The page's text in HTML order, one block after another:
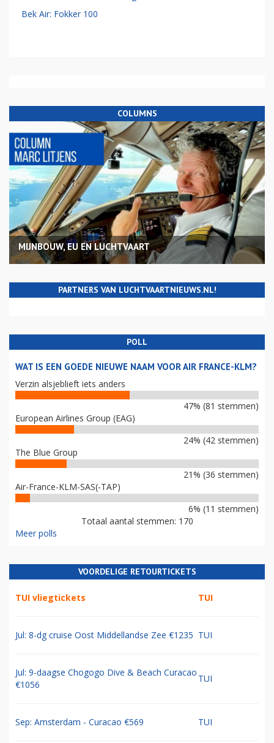
Bek Air: Fokker 100
COLUMNS
MIJNBOUW, EU EN LUCHTVAART
PARTNERS VAN LUCHTVAARTNIEUWS.NL!
POLL
WAT IS EEN GOEDE NIEUWE NAAM VOOR AIR FRANCE-KLM?
Verzin alsjeblieft iets anders
47% (81 stemmen)
European Airlines Group (EAG)
24% (42 stemmen)
The Blue Group
21% (36 stemmen)
Air-France-KLM-SAS(-TAP)
6% (11 stemmen)
Totaal aantal stemmen: 170
Meer polls
VOORDELIGE RETOURTICKETS
TUI vliegtickets TUI
Jul: 8-dg cruise Oost Middellandse Zee €1235 TUI
Jul: 9-daagse Chogogo Dive & Beach Curacao
€1056
TUI
Sep: Amsterdam - Curacao €569 TUI